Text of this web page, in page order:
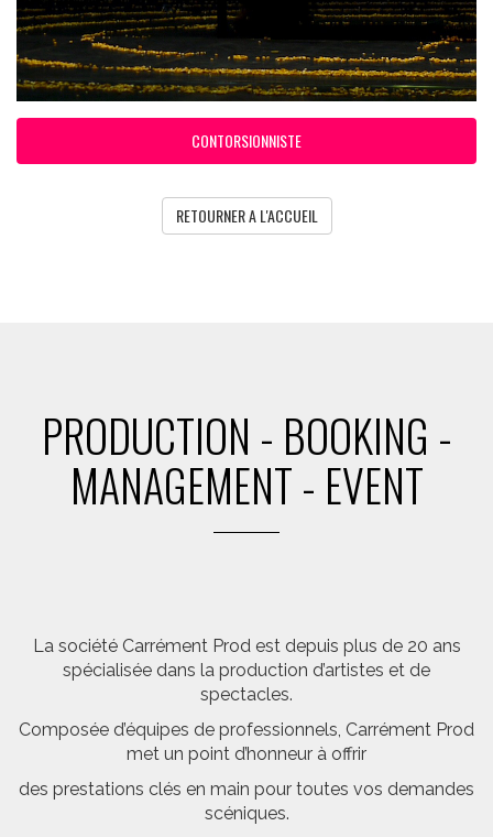
CONTORSIONNISTE
RETOURNER A L'ACCUEIL
PRODUCTION - BOOKING -
MANAGEMENT - EVENT
La société Carrément Prod est depuis plus de 20 ans
spécialisée dans la production d’artistes et de
spectacles.
Composée d’équipes de professionnels, Carrément Prod
met un point d’honneur à offrir
des prestations clés en main pour toutes vos demandes
scéniques.